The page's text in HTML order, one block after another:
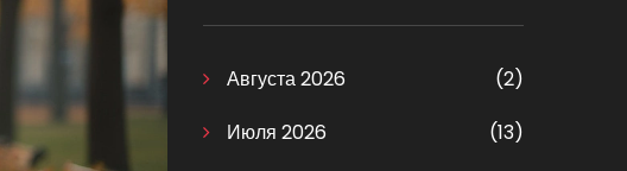
Августа 2026
(2)
Июля 2026
(13)